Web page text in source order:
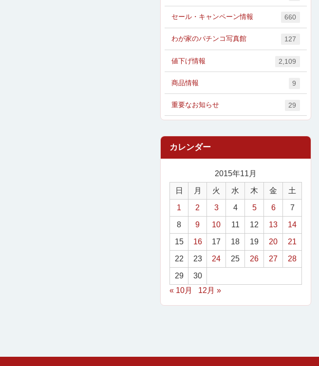
セール・キャンペーン情報 660
わが家のパチンコ写真館 127
値下げ情報 2,109
商品情報 9
重要なお知らせ 29
2015年11月
日 月 火 水 木 金 土
1 2 3 4 5 6 7
8 9 10 11 12 13 14
15 16 17 18 19 20 21
22 23 24 25 26 27 28
29
30
« 10月
12月 »